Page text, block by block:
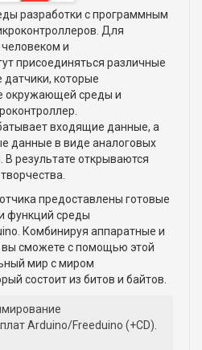
разработки с программным
Для
и
присоединяться различные
которые
окружающей среды и
входящие данные, а
данные в виде аналоговых
результате открываются
предоставлены готовые
функций среды
Комбинируя аппаратные и
сможете с помощью этой
мир с миром
состоит из битов и байтов.
Arduino/Freeduino (+CD).